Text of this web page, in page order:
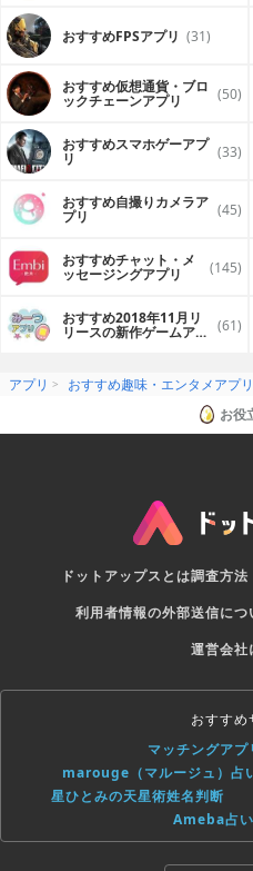
おすすめFPSアプリ (31)
おすすめ仮想通貨・ブロ
ックチェーンアプリ (50)
おすすめスマホゲーアプ
リ (33)
おすすめ自撮りカメラア
プリ (45)
おすすめチャット・メ
ッセージングアプリ (145)
おすすめ2018年11月リ
リースの新作ゲームアプ (61)
アプリ おすすめ趣味・エンタメアプリ
お役
ドットアップスとは調査方法
利用者情報の外部送信につ
運営会社
おすすめ
マッチングアプ
marouge（マルージュ）占
星ひとみの天星術姓名判断
Ameba占